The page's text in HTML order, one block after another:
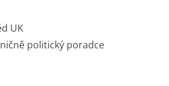
UK
politický poradce